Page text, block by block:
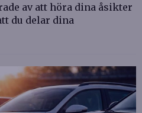
av att höra dina åsikter
du delar dina